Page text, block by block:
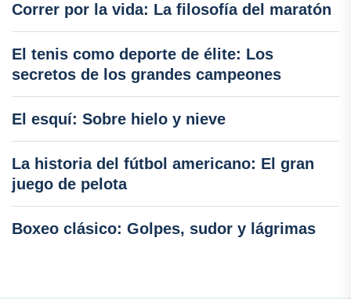
Correr por la vida: La filosofía del maratón
El tenis como deporte de élite: Los
secretos de los grandes campeones
El esquí: Sobre hielo y nieve
La historia del fútbol americano: El gran
juego de pelota
Boxeo clásico: Golpes, sudor y lágrimas